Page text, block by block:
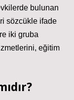
bulunan
sözcükle ifade
iki gruba
eğitim